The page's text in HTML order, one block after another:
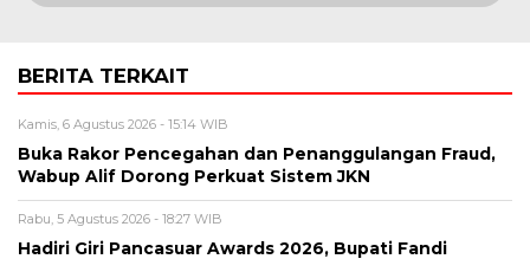
BERITA TERKAIT
Kamis, 6 Agustus 2026 - 15:14 WIB
Buka Rakor Pencegahan dan Penanggulangan Fraud,
Wabup Alif Dorong Perkuat Sistem JKN
Rabu, 5 Agustus 2026 - 18:27 WIB
Hadiri Giri Pancasuar Awards 2026, Bupati Fandi